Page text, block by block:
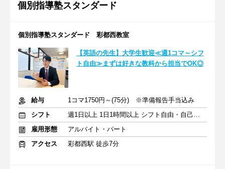
個別指導塾スタンダード
個別指導塾スタンダード 彩都西教室
【英語の先生】大学生歓迎≪週1コマ～シフ
ト自由≫まずは好きな教科から担当でOK◎
給与
1コマ1750円～(75分) ※準備報告手当込み
シフト
週1日以上 1日1時間以上 シフト自由・自己申告
雇用形態
アルバイト・パート
アクセス
彩都西駅 徒歩7分